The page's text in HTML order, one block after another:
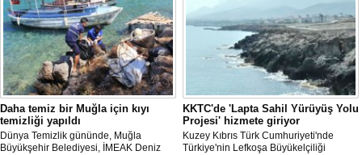
Daha temiz bir Muğla için kıyı
temizliği yapıldı
Dünya Temizlik gününde, Muğla
Büyükşehir Belediyesi, İMEAK Deniz
KKTC'de 'Lapta Sahil Yürüyüş Yolu
Projesi' hizmete giriyor
Kuzey Kıbrıs Türk Cumhuriyeti'nde
Türkiye'nin Lefkoşa Büyükelçiliği